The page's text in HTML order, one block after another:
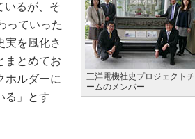
三洋電機社史プロジェクトチ
ームのメンバー
いるが、そ
っていった
実を風化さ
まとめてお
ホルダーに
る」とす